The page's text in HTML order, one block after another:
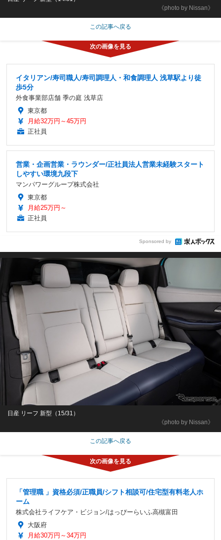
《photo by Nissan》
この記事へ戻る
イタリアン/寿司職人/寿司調理人・和食調理人 浅草駅より徒
歩5分
外食事業部店舗 季の庭 浅草店
東京都
月給32万円～45万円
正社員
営業・企画営業・ラウンダー/正社員法人営業未経験スタート
しやすい環境九段下
マンパワーグループ株式会社
東京都
月給25万円～
正社員
Sponsored by
《photo by Nissan》
日産 リーフ 新型（15/31）
この記事へ戻る
「管理職 」資格必須/正職員/シフト相談可/住宅型有料老人ホ
ーム
株式会社ライフケア・ビジョン/はっぴーらいふ高槻富田
大阪府
月給30万円～34万円